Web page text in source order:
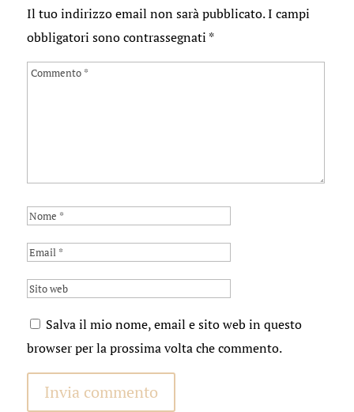
Il tuo indirizzo email non sarà pubblicato. I campi
obbligatori sono contrassegnati *
Salva il mio nome, email e sito web in questo
browser per la prossima volta che commento.